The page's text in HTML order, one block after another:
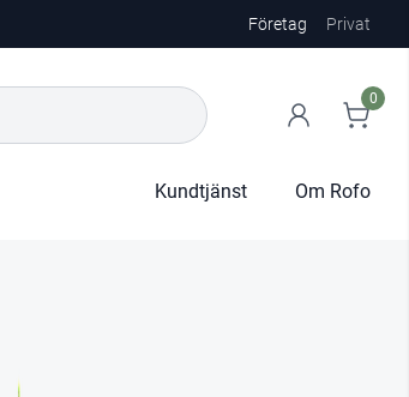
Företag Privat
0
Kundtjänst Om Rofo